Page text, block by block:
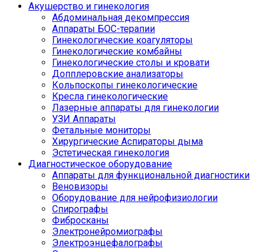
Акушерство и гинекология
Абдоминальная декомпрессия
Аппараты БОС-терапии
Гинекологические коагуляторы
Гинекологические комбайны
Гинекологические столы и кровати
Допплеровские анализаторы
Кольпоскопы гинекологические
Кресла гинекологические
Лазерные аппараты для гинекологии
УЗИ Аппараты
Фетальные мониторы
Хирургические Аспираторы дыма
Эстетическая гинекология
Диагностическое оборудование
Аппараты для функциональной диагностики
Веновизоры
Оборудование для нейрофизиологии
Спирографы
Фибросканы
Электронейромиографы
Электроэнцефалографы